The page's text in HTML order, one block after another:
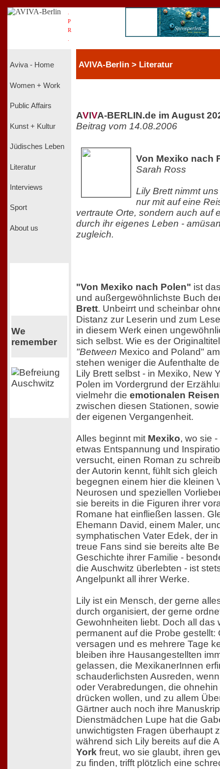
P
R
Aviva - Home
Women + Work
Public Affairs
Kunst + Kultur
Jüdisches Leben
Literatur
Interviews
Sport
About us
We
remember
AVIVA-Berlin > Literatur
AVIVA-BERLIN.de im August
Beitrag vom 14.08.2006
Von Mexiko nach
Sarah Ross
Lily Brett nimmt
nur mit auf eine
vertraute Orte, sondern auch auf
durch ihr eigenes Leben -
zugleich.
"Von Mexiko nach Polen" ist
und außergewöhnlichste Buch
Brett. Unbeirrt und scheinbar
Distanz zur Leserin und zum
in diesem Werk einen
sich selbst. Wie es der
"Between Mexico and Poland"
stehen weniger die Aufenthalte
Lily Brett selbst - in Mexiko, New
Polen im Vordergrund der
vielmehr die emotionalen
zwischen diesen Stationen,
der eigenen Vergangenheit.
Alles beginnt mit Mexiko, wo sie
etwas Entspannung und
versucht, einen Roman zu
der Autorin kennt, fühlt sich
begegnen einem hier die kleinen
Neurosen und speziellen
sie bereits in die Figuren ihrer
Romane hat einfließen lassen.
Ehemann David, einem Maler,
symphatischen Vater Edek, der
treue Fans sind sie bereits alte
Geschichte ihrer Familie -
die Auschwitz überlebten - ist
Angelpunkt all ihrer Werke.
Lily ist ein Mensch, der gerne
durch organisiert, der gerne
Gewohnheiten liebt. Doch all das
permanent auf die Probe gestellt:
versagen und es mehrere Tage
bleiben ihre Hausangestellten
gelassen, die MexikanerInnen
schauderlichsten Ausreden,
oder Verabredungen, die
drücken wollen, und zu allem
Gärtner auch noch ihre
Dienstmädchen Lupe hat die
unwichtigsten Fragen überhaupt
während sich Lily bereits auf die
York freut, wo sie glaubt, ihren
zu finden, trifft plötzlich eine